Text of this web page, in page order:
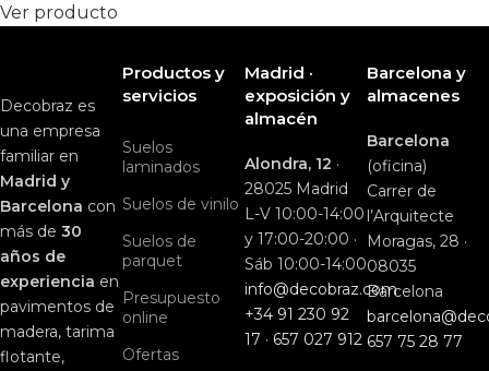
Ver producto
Decobraz es
una empresa
familiar en
Madrid y
Barcelona con
más de 30
años de
experiencia en
pavimentos de
madera, tarima
flotante,
Productos y
servicios
Suelos
laminados
Suelos de vinilo
Suelos de
parquet
Presupuesto
online
Ofertas
Madrid ·
exposición y
almacén
Alondra, 12 ·
28025 Madrid
L-V 10:00-14:00
y 17:00-20:00 ·
Sáb 10:00-14:00
info@decobraz.com
+34 91 230 92
17 · 657 027 912
Barcelona y
almacenes
Barcelona
(oficina)
Carrer de
l’Arquitecte
Moragas, 28 ·
08035
Barcelona
657 75 28 77